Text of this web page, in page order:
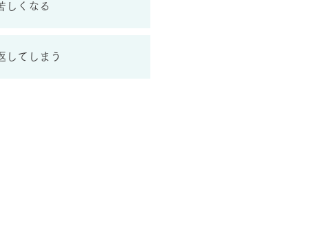
しくなる
してしまう